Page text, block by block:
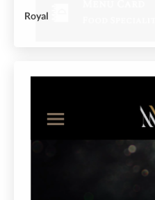
Royal